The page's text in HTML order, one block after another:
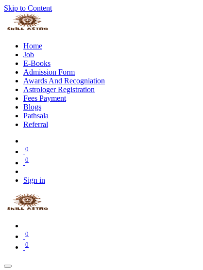
Skip to Content
Home
Job
E-Books
Admission Form
Awards And Recogniation
Astrologer Registration
Fees Payment
Blogs
Pathsala
Referral
0
0
Sign in
0
0